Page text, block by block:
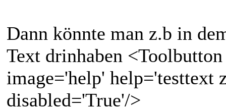
Dann könnte man z.b in
Text drinhaben
image='help' help='testtext
disabled='True'/>